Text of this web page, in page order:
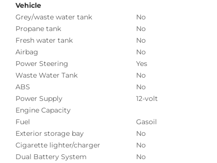
Vehicle
Grey/waste water tank
No
Propane tank
No
Fresh water tank
No
Airbag
No
Power Steering
Yes
Waste Water Tank
No
ABS
No
Power Supply
12-volt
Engine Capacity
Fuel
Gasoil
Exterior storage bay
No
Cigarette lighter/charger
No
Dual Battery System
No